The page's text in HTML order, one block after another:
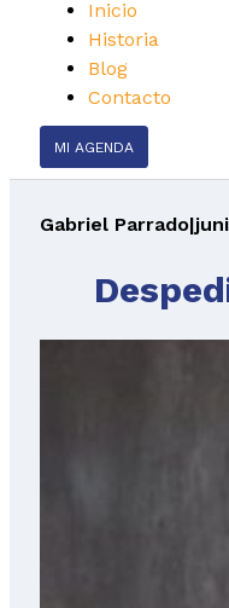
Inicio
Historia
Blog
Contacto
MI AGENDA
Gabriel Parrado|